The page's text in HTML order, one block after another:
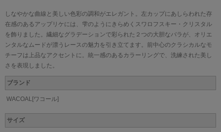
しなやかな曲線と美しい色彩の調和がエレガント。左カップにあしらわれた存
在感のあるアップリケには、雫のようにきらめくスワロフスキー・クリスタル
を飾りました。繊細なグラデーションで彩られた２つの大胆なバラが、オリエ
ンタルなムードが漂うレースの魅力を引き立てます。前中心のクラシカルなモ
チーフは上品なアクセントに。統一感のあるカラーリングで、洗練された美し
さを表現しました。
ブランド
WACOAL[ワコール]
サイズ